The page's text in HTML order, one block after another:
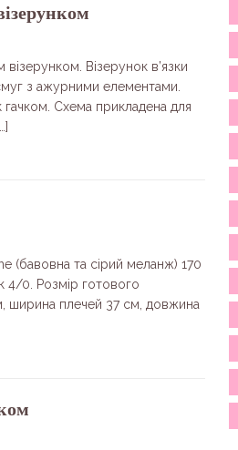
Візерунок в’язки
з ажурними елементами.
гачком. Схема прикладена для
(бавовна та сірий меланж) 170
4/0. Розмір готового
ширина плечей 37 см, довжина